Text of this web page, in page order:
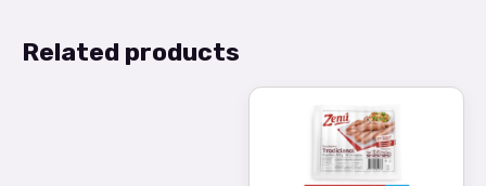
Related products